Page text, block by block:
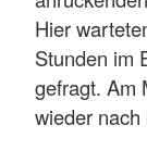
Hier
Stunden im
gefragt. Am
wieder